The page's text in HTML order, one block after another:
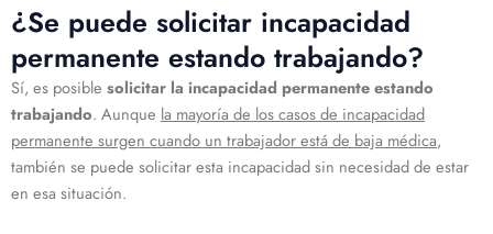
¿Se puede solicitar incapacidad
permanente estando trabajando?
Sí, es posible solicitar la incapacidad permanente estando
trabajando. Aunque la mayoría de los casos de incapacidad
permanente surgen cuando un trabajador está de baja médica,
también se puede solicitar esta incapacidad sin necesidad de estar
en esa situación.